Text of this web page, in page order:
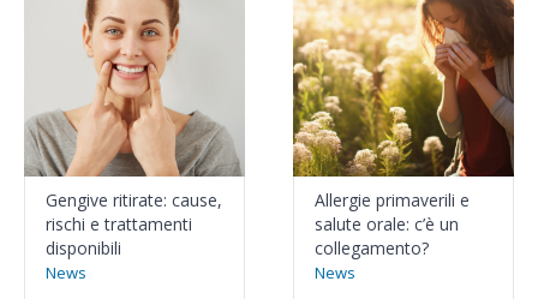
Gengive ritirate: cause,
rischi e trattamenti
disponibili
News
Allergie primaverili e
salute orale: c’è un
collegamento?
News